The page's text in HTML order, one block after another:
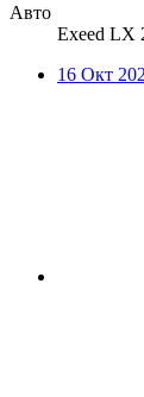
Авто
Exeed LX
16 Окт